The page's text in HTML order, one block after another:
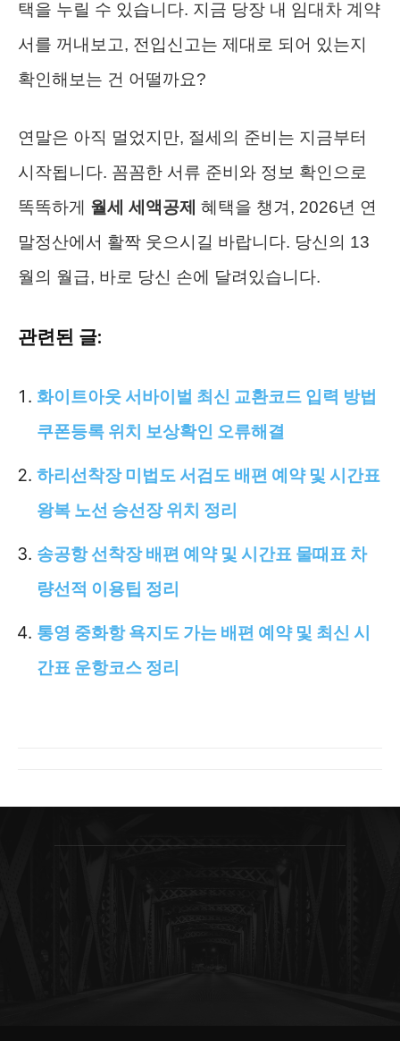
택을 누릴 수 있습니다. 지금 당장 내 임대차 계약
서를 꺼내보고, 전입신고는 제대로 되어 있는지
확인해보는 건 어떨까요?
연말은 아직 멀었지만, 절세의 준비는 지금부터
시작됩니다. 꼼꼼한 서류 준비와 정보 확인으로
똑똑하게 월세 세액공제 혜택을 챙겨, 2026년 연
말정산에서 활짝 웃으시길 바랍니다. 당신의 13
월의 월급, 바로 당신 손에 달려있습니다.
관련된 글:
화이트아웃 서바이벌 최신 교환코드 입력 방법
쿠폰등록 위치 보상확인 오류해결
하리선착장 미법도 서검도 배편 예약 및 시간표
왕복 노선 승선장 위치 정리
송공항 선착장 배편 예약 및 시간표 물때표 차
량선적 이용팁 정리
통영 중화항 욕지도 가는 배편 예약 및 최신 시
간표 운항코스 정리